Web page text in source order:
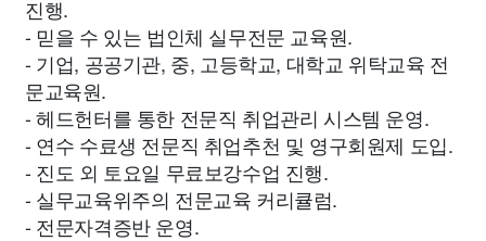
진행.
- 믿을 수 있는 법인체 실무전문 교육원.
- 기업, 공공기관, 중, 고등학교, 대학교 위탁교육 전
문교육원.
- 헤드헌터를 통한 전문직 취업관리 시스템 운영.
- 연수 수료생 전문직 취업추천 및 영구회원제 도입.
- 진도 외 토요일 무료보강수업 진행.
- 실무교육위주의 전문교육 커리큘럼.
- 전문자격증반 운영.